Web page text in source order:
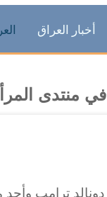
أخبار العراق
منتدى
دونالد ترامب